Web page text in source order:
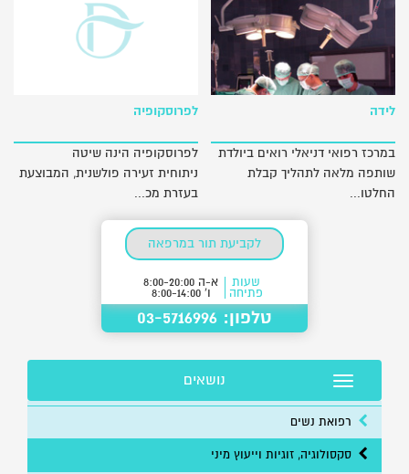
לידה
במרכז רפואי דניאלי רואים ביולדת
שותפה מלאה לתהליך קבלת
החלטו...
לפרוסקופיה
לפרוסקופיה הינה שיטה
ניתוחית זעירה פולשנית, המבוצעת
בעזרת מכ...
לקביעת תור במרפאה
שעות
פתיחה
א-ה 8:00-20:00
ו' 8:00-14:00
טלפון: 03-5716996
נושאים
רפואת נשים
סקסולוגיה, זוגיות וייעוץ מיני